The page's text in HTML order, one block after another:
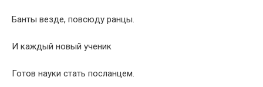
Банты везде, повсюду ранцы.
И каждый новый ученик
Готов науки стать посланцем.